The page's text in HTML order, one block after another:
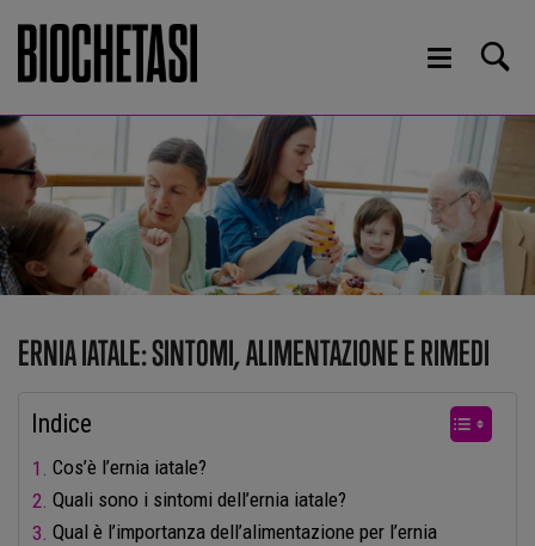
ERNIA IATALE: SINTOMI, ALIMENTAZIONE E RIMEDI
Indice
Cos’è l’ernia iatale?
Quali sono i sintomi dell’ernia iatale?
Qual è l’importanza dell’alimentazione per l’ernia